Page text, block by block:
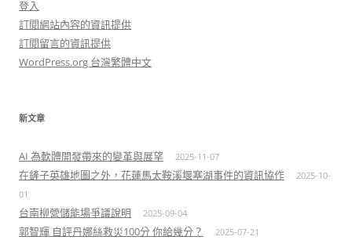
登入
訂閱網站內容的資訊提供
訂閱留言的資訊提供
WordPress.org 台灣繁體中文
新文章
AI 為軟體開發帶來的變革與展望 2025-11-07
在鏟子英雄地圖之外，花蓮馬太鞍溪堰塞湖事件的資訊協作
2025-10-
01
台南柳營儲能場爭議說明 2025-09-04
郭智輝 自評丹娜絲救災100分 你給幾分？ 2025-07-21